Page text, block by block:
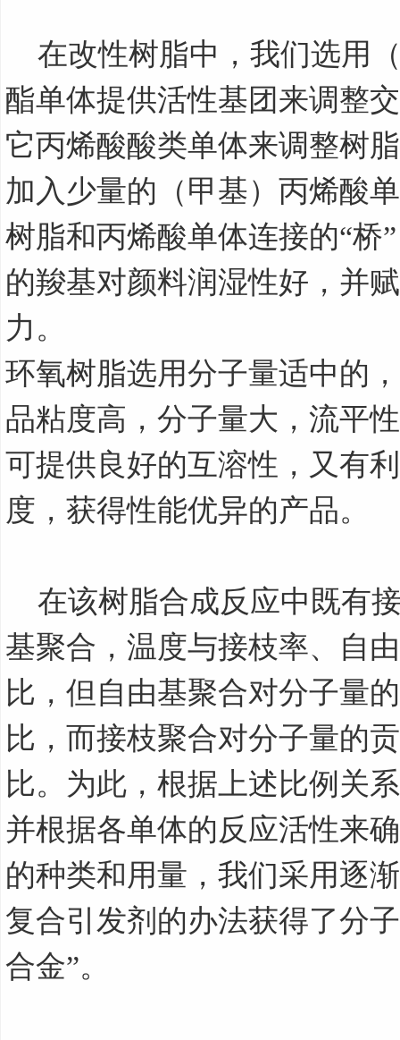
在改性树脂中，我们选用
酯单体提供活性基团来调整
它丙烯酸酸类单体来调整树
加入少量的（甲基）丙烯酸
树脂和丙烯酸单体连接的“桥
的羧基对颜料润湿性好，并
力。
环氧树脂选用分子量适中的
品粘度高，分子量大，流平
可提供良好的互溶性，又有
度，获得性能优异的产品。
在该树脂合成反应中既有
基聚合，温度与接枝率、自
比，但自由基聚合对分子量
比，而接枝聚合对分子量的
比。为此，根据上述比例关
并根据各单体的反应活性来
的种类和用量，我们采用逐
复合引发剂的办法获得了分
合金”。